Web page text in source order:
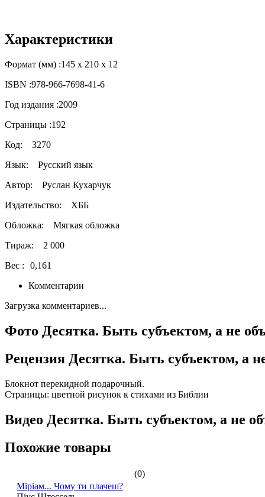
Характеристики
Формат (мм) :145 х 210 х 12
ISBN :978-966-7698-41-6
Год издания :2009
Страницы :192
Код: 3270
Язык: Русский язык
Автор:
Руслан Кухарчук
Издательство:
ХББ
Обложка: Мягкая обложка
Тираж: 2 000
Вес :
0,161
Комментарии
Загрузка комментариев...
Фото Десятка. Быть субъектом, а не
Рецензия Десятка. Быть субъектом, а
Блокнот перекидной подарочный.
Страницы: цветной рисунок к стихами из Библии
Видео Десятка. Быть субъектом, а не
Похожие товары
(0)
Міріам... Чому ти плачеш?